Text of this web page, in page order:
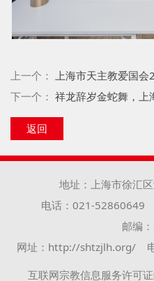
上一个：
上海市天主教爱国会
下一个：祥龙辞岁金蛇舞，
返回
地址：上海市徐汇
电话：021-52860649
邮编
网址：http://shtzjlh.org/
互联网宗教信息服务许可